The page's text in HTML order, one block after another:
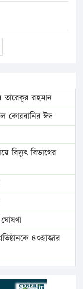
তারেকুর রহমান
কোরবানির ঈদ
বিদ্যুৎ বিভাগের
৪০হাজার